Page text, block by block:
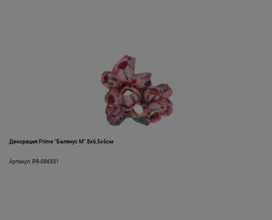
Декорация Prime "Балянус М" 8х6,5х6см
Артикул: PR-086531